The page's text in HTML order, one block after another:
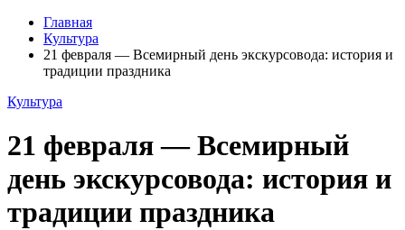
Главная
Культура
21 февраля — Всемирный день экскурсовода: история и
традиции праздника
Культура
21 февраля — Всемирный
день экскурсовода: история и
традиции праздника